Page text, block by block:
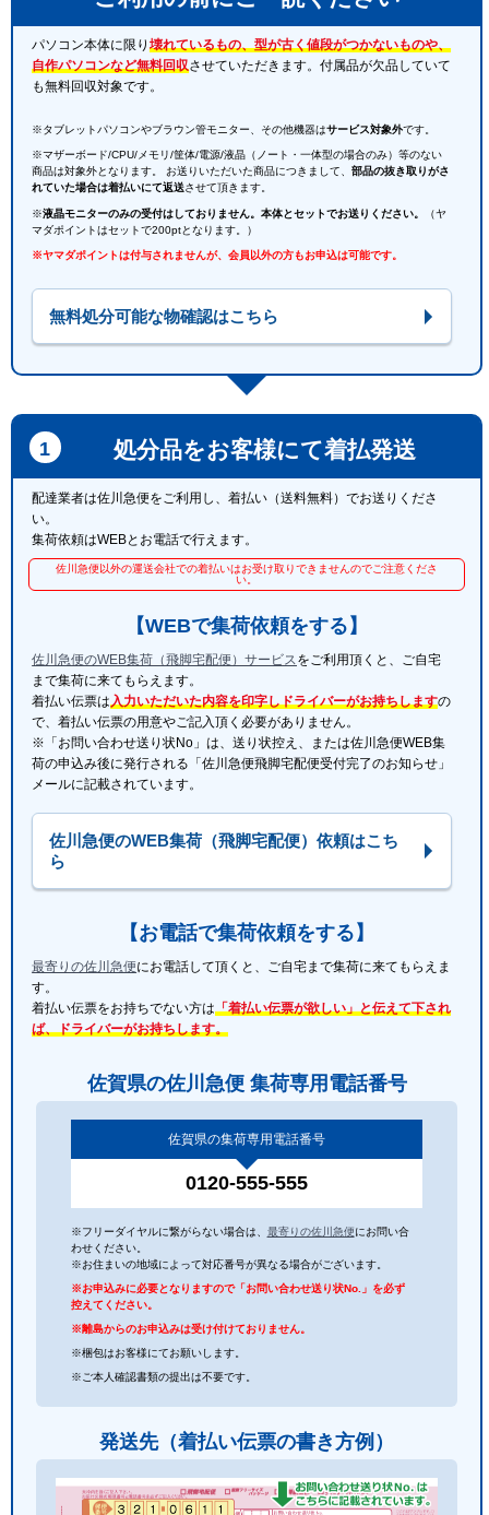
パソコン本体に限り壊れているもの、型が古く値段がつかないものや、
自作パソコンなど無料回収させていただきます。付属品が欠品していて
も無料回収対象です。
※タブレットパソコンやブラウン管モニター、その他機器はサービス対象外です。
※マザーボード/CPU/メモリ/筐体/電源/液晶（ノート・一体型の場合のみ）等のない
商品は対象外となります。 お送りいただいた商品につきまして、部品の抜き取りがさ
れていた場合は着払いにて返送させて頂きます。
※液晶モニターのみの受付はしておりません。本体とセットでお送りください。
（ヤ
マダポイントはセットで200ptとなります。）
※ヤマダポイントは付与されませんが、会員以外の方もお申込は可能です。
無料処分可能な物確認はこちら
処分品をお客様にて着払発送
配達業者は佐川急便をご利用し、着払い（送料無料）でお送りくださ
い。
集荷依頼はWEBとお電話で行えます。
佐川急便以外の運送会社での着払いはお受け取りできませんのでご注意くださ
い。
【WEBで集荷依頼をする】
佐川急便のWEB集荷（飛脚宅配便）サービスをご利用頂くと、ご自宅
まで集荷に来てもらえます。
着払い伝票は入力いただいた内容を印字しドライバーがお持ちしますの
で、着払い伝票の用意やご記入頂く必要がありません。
※「お問い合わせ送り状No」は、送り状控え、または佐川急便WEB集
荷の申込み後に発行される「佐川急便飛脚宅配便受付完了のお知らせ」
メールに記載されています。
佐川急便のWEB集荷（飛脚宅配便）依頼はこち
ら
【お電話で集荷依頼をする】
最寄りの佐川急便にお電話して頂くと、ご自宅まで集荷に来てもらえま
す。
着払い伝票をお持ちでない方は 「着払い伝票が欲しい」と伝えて下され
ば、ドライバーがお持ちします。
佐賀県の佐川急便 集荷専用電話番号
佐賀県の集荷専用電話番号
0120-555-555
※フリーダイヤルに繋がらない場合は、 最寄りの佐川急便にお問い合
わせください。
※お住まいの地域によって対応番号が異なる場合がございます。
※お申込みに必要となりますので「お問い合わせ送り状No.」を必ず
控えてください。
※離島からのお申込みは受け付けておりません。
※梱包はお客様にてお願いします。
※ご本人確認書類の提出は不要です。
発送先（着払い伝票の書き方例）